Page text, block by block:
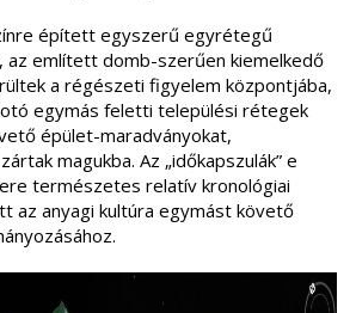
épített egyszerű egyrétegű
az említett domb-szerűen kiemelkedő
a régészeti figyelem központjába,
egymás feletti települési rétegek
épület-maradványokat,
magukba. Az „időkapszulák” e
természetes relatív kronológiai
az anyagi kultúra egymást követő